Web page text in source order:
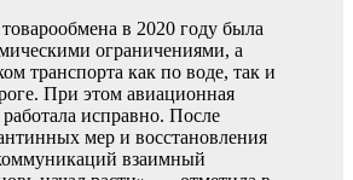
в 2020 году была
ограничениями, а
транспорта как по воде, так и
При этом авиационная
исправно. После
мер и восстановления
взаимный